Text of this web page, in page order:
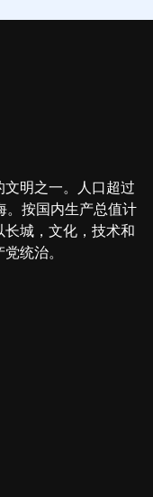
明之一。人口超过
。按国内生产总值计
城，文化，技术和
统治。